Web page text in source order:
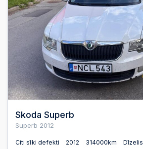
Skoda Superb
Superb 2012
Citi sīki defekti 2012 314000km
Dīzelis